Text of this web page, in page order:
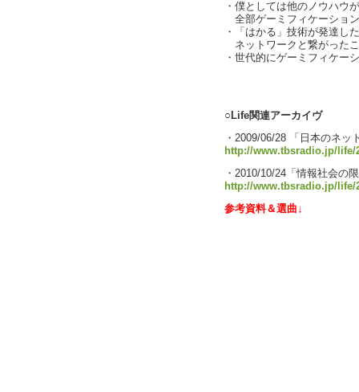
・僕としては他のノウハウ
全部ゲーミフィケーショ
・「はかる」技術が発達し
ネットワークと繋がった
・世代的にゲーミフィケー
○Life関連アーカイヴ
・2009/06/28 「日本のネッ
http://www.tbsradio.jp/life/
・2010/10/24「情報社会の
http://www.tbsradio.jp/life/
参考資料＆選曲↓